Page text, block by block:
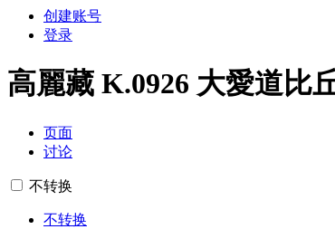
创建账号
登录
高麗藏 K.0926 大愛道比
页面
讨论
不转换
不转换